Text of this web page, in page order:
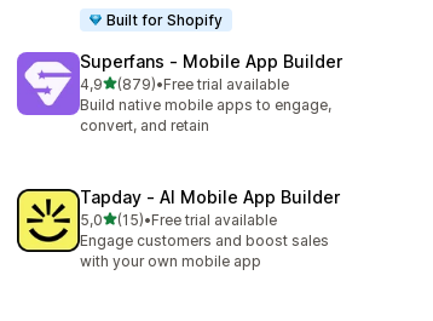
Built for Shopify
Superfans ‑ Mobile App Builder
4,9z 5 hvězd
(879)
Celkový počet recenzí: 879
•Free trial available
Build native mobile apps to engage,
convert, and retain
Tapday ‑ AI Mobile App Builder
5,0z 5 hvězd
(15)
Celkový počet recenzí: 15
•Free trial available
Engage customers and boost sales
with your own mobile app